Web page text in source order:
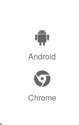
Android
Chrome